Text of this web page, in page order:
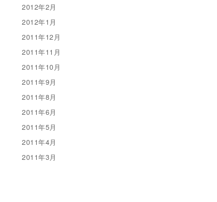
2012年2月
2012年1月
2011年12月
2011年11月
2011年10月
2011年9月
2011年8月
2011年6月
2011年5月
2011年4月
2011年3月